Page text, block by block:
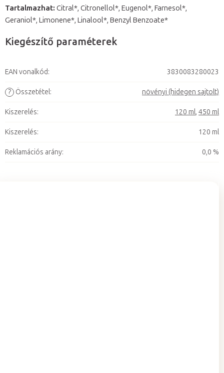
Tartalmazhat: Citral*, Citronellol*, Eugenol*, Farnesol*,
Geraniol*, Limonene*, Linalool*, Benzyl Benzoate*
Kiegészítő paraméterek
EAN vonalkód: 3830083280023
? Összetétel: növényi (hidegen sajtolt)
Kiszerelés: 120 ml, 450 ml
Kiszerelés: 120 ml
Reklamációs arány: 0,0 %